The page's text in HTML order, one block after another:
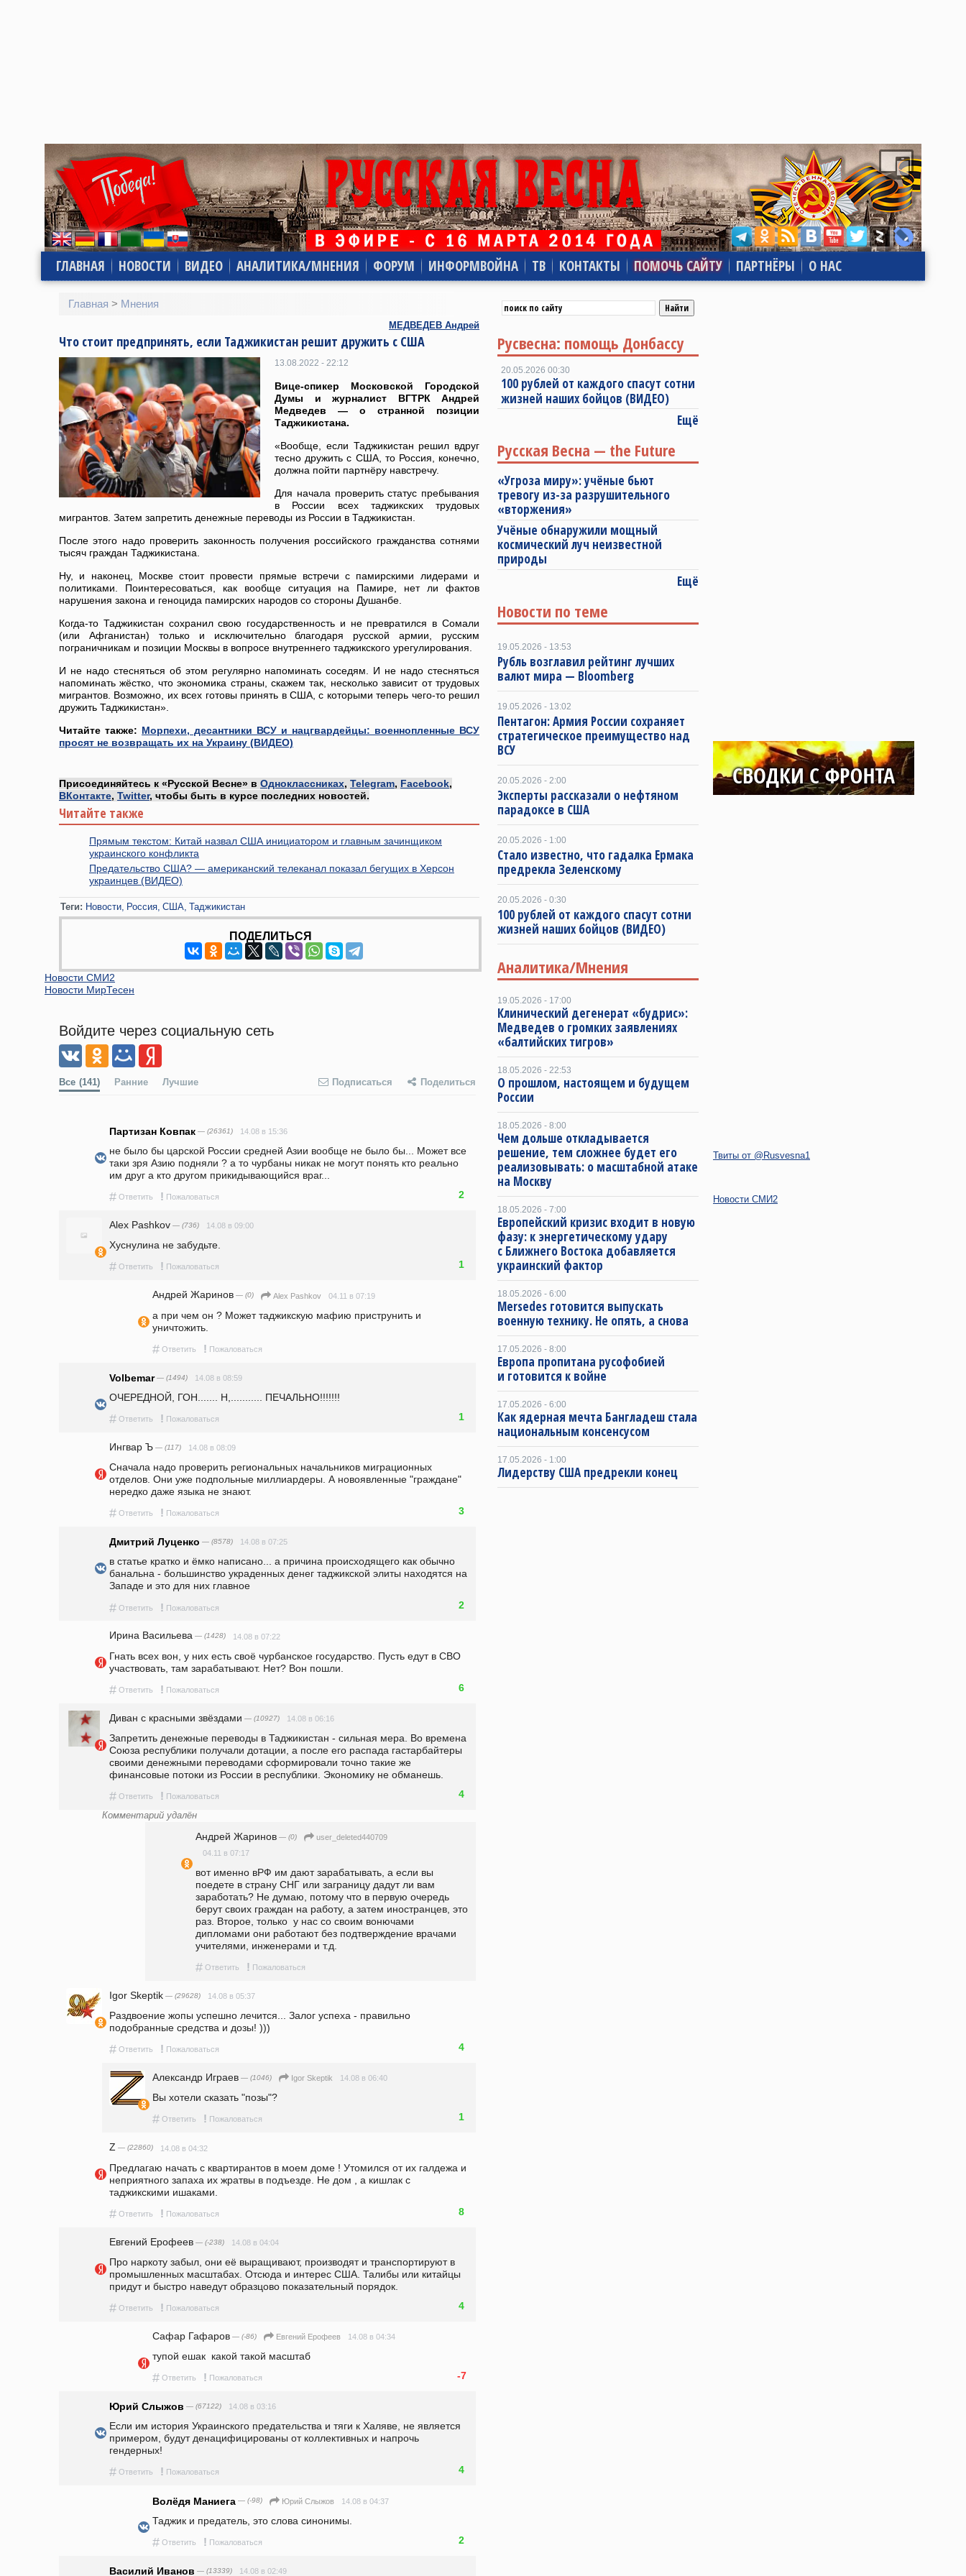
ГЛАВНАЯ НОВОСТИ ВИДЕО АНАЛИТИКА/МНЕНИЯ ФОРУМ ИНФОРМВОЙНА ТВ КОНТАКТЫ ПОМОЧЬ САЙТУ ПАРТНЁРЫ О НАС
Главная > Мнения
МЕДВЕДЕВ Андрей
Что стоит предпринять, если Таджикистан решит дружить с США
13.08.2022 - 22:12
Вице-спикер Московской Городской
Думы и журналист ВГТРК Андрей
Медведев — о странной позиции
Таджикистана.
«Вообще, если Таджикистан решил вдруг
тесно дружить с США, то Россия, конечно,
должна пойти партнёру навстречу.
Для начала проверить статус пребывания
в России всех таджикских трудовых
мигрантов. Затем запретить денежные переводы из России в Таджикистан.
После этого надо проверить законность получения российского гражданства сотнями
тысяч граждан Таджикистана.
Ну, и наконец, Москве стоит провести прямые встречи с памирскими лидерами и
политиками. Поинтересоваться, как вообще ситуация на Памире, нет ли фактов
нарушения закона и геноцида памирских народов со стороны Душанбе.
Когда-то Таджикистан сохранил свою государственность и не превратился в Сомали
(или Афганистан) только и исключительно благодаря русской армии, русским
пограничникам и позиции Москвы в вопросе внутреннего таджикского урегулирования.
И не надо стесняться об этом регулярно напоминать соседям. И не надо стесняться
напоминать жёстко, что экономика страны, скажем так, несколько зависит от трудовых
мигрантов. Возможно, их всех готовы принять в США, с которыми теперь чего-то решил
дружить Таджикистан».
Читайте также: Морпехи, десантники ВСУ и нацгвардейцы: военнопленные ВСУ
просят не возвращать их на Украину (ВИДЕО)
Присоединяйтесь к «Русской Весне» в Одноклассниках, Telegram, Facebook,
ВКонтакте, Twitter, чтобы быть в курсе последних новостей.
Читайте также
Прямым текстом: Китай назвал США инициатором и главным зачинщиком
украинского конфликта
Предательство США? — американский телеканал показал бегущих в Херсон
украинцев (ВИДЕО)
Теги: Новости Россия США Таджикистан
ПОДЕЛИТЬСЯ
Новости СМИ2
Новости МирТесен
Войдите через социальную сеть
Все (141) Ранние Лучшие Подписаться Поделиться
Партизан Ковпак — (26361) 14.08 в 15:36
не было бы царской России средней Азии вообще не было бы... Может все
таки зря Азию подняли ? а то чурбаны никак не могут понять кто реально
им друг а кто другом прикидывающийся враг...
# Ответить ! Пожаловаться 2
Alex Pashkov — (736) 14.08 в 09:00
Хуснулина не забудьте.
# Ответить ! Пожаловаться 1
Андрей Жаринов — (0) Alex Pashkov 04.11 в 07:19
а при чем он ? Может таджикскую мафию приструнить и
уничтожить.
# Ответить ! Пожаловаться
Volbemar— (1494) 14.08 в 08:59
ОЧЕРЕДНОЙ, ГОН....... Н,........... ПЕЧАЛЬНО!!!!!!!
# Ответить ! Пожаловаться 1
Ингвар Ъ — (117) 14.08 в 08:09
Сначала надо проверить региональных начальников миграционных
отделов. Они уже подпольные миллиардеры. А новоявленные "граждане"
нередко даже языка не знают.
# Ответить ! Пожаловаться 3
Дмитрий Луценко — (8578) 14.08 в 07:25
в статье кратко и ёмко написано... а причина происходящего как обычно
банальна - большинство украденных денег таджикской элиты находятся на
Западе и это для них главное
# Ответить ! Пожаловаться 2
Ирина Васильева — (1428) 14.08 в 07:22
Гнать всех вон, у них есть своё чурбанское государство. Пусть едут в СВО
участвовать, там зарабатывают. Нет? Вон пошли.
# Ответить ! Пожаловаться 6
Диван с красными звёздами — (10927) 14.08 в 06:16
Запретить денежные переводы в Таджикистан - сильная мера. Во времена
Союза республики получали дотации, а после его распада гастарбайтеры
своими денежными переводами сформировали точно такие же
финансовые потоки из России в республики. Экономику не обманешь.
# Ответить ! Пожаловаться 4
Комментарий удалён
Андрей Жаринов — (0)
user_deleted440709
04.11 в 07:17
вот именно вРФ им дают зарабатывать, а если вы
поедете в страну СНГ или заграницу дадут ли вам
заработать? Не думаю, потому что в первую очередь
берут своих граждан на работу, а затем иностранцев, это
раз. Второе, только  у нас со своим вонючами
дипломами они работают без подтверждение врачами
учителями, инженерами и т.д.
# Ответить ! Пожаловаться
Igor Skeptik — (29628) 14.08 в 05:37
Раздвоение жопы успешно лечится... Залог успеха - правильно
подобранные средства и дозы! )))
# Ответить ! Пожаловаться 4
Александр Играев — (1046) Igor Skeptik 14.08 в 06:40
Вы хотели сказать "позы"?
# Ответить ! Пожаловаться 1
Z — (22860) 14.08 в 04:32
Предлагаю начать с квартирантов в моем доме ! Утомился от их галдежа и
неприятного запаха их жратвы в подъезде. Не дом , а кишлак с
таджикскими ишаками.
# Ответить ! Пожаловаться 8
Евгений Ерофеев — (-238) 14.08 в 04:04
Про наркоту забыл, они её выращивают, производят и транспортируют в
промышленных масштабах. Отсюда и интерес США. Талибы или китайцы
придут и быстро наведут образцово показательный порядок.
# Ответить ! Пожаловаться 4
Сафар Гафаров — (-86) Евгений Ерофеев 14.08 в 04:34
тупой ешак  какой такой масштаб
# Ответить ! Пожаловаться -7
Юрий Слыжов — (67122) 14.08 в 03:16
Если им история Украинского предательства и тяги к Халяве, не является
примером, будут денацифицированы от коллективных и напрочь
гендерных!
# Ответить ! Пожаловаться 4
Волёдя Маниега — (-98) Юрий Слыжов 14.08 в 04:37
Таджик и предатель, это слова синонимы.
# Ответить ! Пожаловаться 2
Василий Иванов — (13339) 14.08 в 02:49
Русвесна: помощь Донбассу
20.05.2026 00:30
100 рублей от каждого спасут сотни
жизней наших бойцов (ВИДЕО)
Ещё
Русская Весна — the Future
«Угроза миру»: учёные бьют
тревогу из-за разрушительного
«вторжения»
Учёные обнаружили мощный
космический луч неизвестной
природы
Ещё
Новости по теме
19.05.2026 - 13:53
Рубль возглавил рейтинг лучших
валют мира — Bloomberg
19.05.2026 - 13:02
Пентагон: Армия России сохраняет
стратегическое преимущество над
ВСУ
20.05.2026 - 2:00
Эксперты рассказали о нефтяном
парадоксе в США
20.05.2026 - 1:00
Стало известно, что гадалка Ермака
предрекла Зеленскому
20.05.2026 - 0:30
100 рублей от каждого спасут сотни
жизней наших бойцов (ВИДЕО)
Аналитика/Мнения
19.05.2026 - 17:00
Клинический дегенерат «будрис»:
Медведев о громких заявлениях
«балтийских тигров»
18.05.2026 - 22:53
О прошлом, настоящем и будущем
России
18.05.2026 - 8:00
Чем дольше откладывается
решение, тем сложнее будет его
реализовывать: о масштабной атаке
на Москву
18.05.2026 - 7:00
Европейский кризис входит в новую
фазу: к энергетическому удару
с Ближнего Востока добавляется
украинский фактор
18.05.2026 - 6:00
Mersedes готовится выпускать
военную технику. Не опять, а снова
17.05.2026 - 8:00
Европа пропитана русофобией
и готовится к войне
17.05.2026 - 6:00
Как ядерная мечта Бангладеш стала
национальным консенсусом
17.05.2026 - 1:00
Лидерству США предрекли конец
Твиты от @Rusvesna1
Новости СМИ2